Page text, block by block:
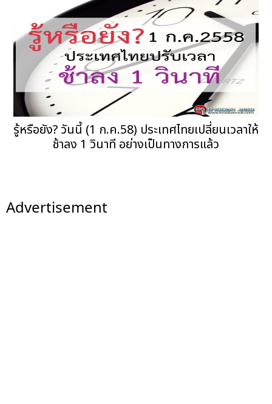
รู้หรือยัง? วันนี้ (1 ก.ค.58) ประเทศไทยเปลี่ยนเวลาให้
ช้าลง 1 วินาที อย่างเป็นทางการแล้ว
Advertisement